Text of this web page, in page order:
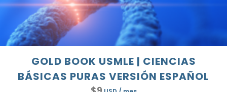
GOLD BOOK USMLE | CIENCIAS
BÁSICAS PURAS VERSIÓN ESPAÑOL